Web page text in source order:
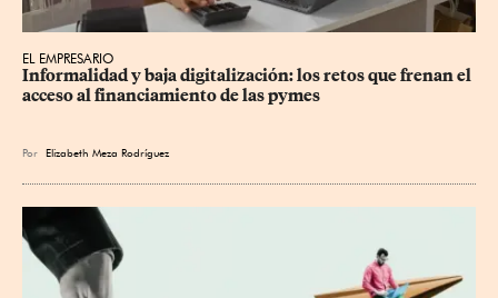
EL EMPRESARIO
Informalidad y baja digitalización: los retos que frenan el
acceso al financiamiento de las pymes
Por Elizabeth Meza Rodríguez